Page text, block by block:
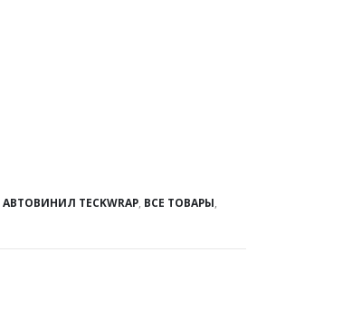
АВТОВИНИЛ TECKWRAP, ВСЕ ТОВАРЫ,